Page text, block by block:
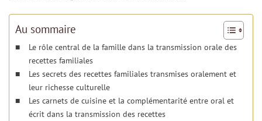
Au sommaire
Le rôle central de la famille dans la transmission orale des
recettes familiales
Les secrets des recettes familiales transmises oralement et
leur richesse culturelle
Les carnets de cuisine et la complémentarité entre oral et
écrit dans la transmission des recettes